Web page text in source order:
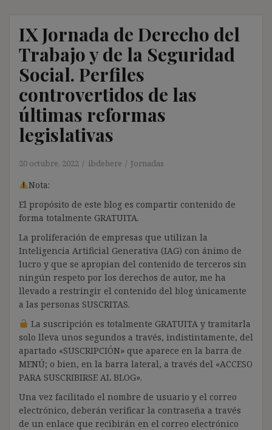
IX Jornada de Derecho del
Trabajo y de la Seguridad
Social. Perfiles
controvertidos de las
últimas reformas
legislativas
20 octubre, 2022 ibdehere Jornadas
Nota:
El propósito de este blog es compartir contenido de
forma totalmente GRATUITA.
La proliferación de empresas que utilizan la
Inteligencia Artificial Generativa (IAG) con ánimo de
lucro y que se apropian del contenido de terceros sin
ningún respeto por los derechos de autor, me ha
llevado a restringir el contenido del blog únicamente
a las personas SUSCRITAS.
La suscripción es totalmente GRATUITA y tramitarla
solo lleva unos segundos a través, indistintamente, del
apartado «SUSCRIPCIÓN» que aparece en la barra de
MENÚ; o bien, en la barra lateral, a través del «ACCESO
PARA SUSCRIBIRSE AL BLOG».
Una vez facilitado el nombre de usuario y el correo
electrónico, deberán verificar la contraseña a través
de un enlace que recibirán en el correo electrónico